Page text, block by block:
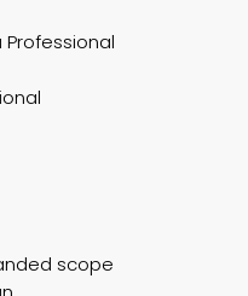
Professional
scope